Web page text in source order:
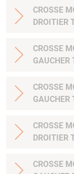
CROSSE
DROITIER
CROSSE
GAUCHER
CROSSE
GAUCHER
CROSSE
DROITIER
CROSSE